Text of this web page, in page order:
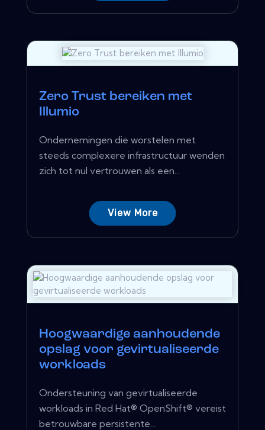
Zero Trust bereiken met
Illumio
Ondernemingen die worstelen met
steeds complexere infrastructuur wenden
zich tot nul vertrouwen als een...
View More
Hoogwaardige aanhoudende
opslag voor gevirtualiseerde
workloads
Ondersteuning van gevirtualiseerde
workloads in Red Hat® OpenShift® vereist
betrouwbare persistente...